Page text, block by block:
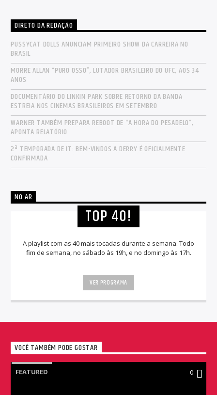
DIRETO DA REDAÇÃO
PUSSYCAT DOLLS ANUNCIAM PRIMEIRO SHOW DA CARREIRA NO
BRASIL
MORRE ALLAN “PURO OSSO”, LUTADOR BRASILEIRO DO UFC, AOS 34
ANOS
DOCUMENTÁRIO DO LINKIN PARK SOBRE RETORNO DA BANDA
ESTREIA NOS CINEMAS BRASILEIROS EM SETEMBRO
WARNER TAMBÉM PREPARA REBOOT DE “A HORA DO PESADELO”,
APONTA RELATÓRIO
2ª TEMPORADA DE IT: BEM-VINDOS A DERRY É OFICIALMENTE
CONFIRMADA
NO AR
TOP 40!
A playlist com as 40 mais tocadas durante a semana. Todo
fim de semana, no sábado às 19h, e no domingo às 17h.
VER PROGRAMA
VOCÊ TAMBÉM PODE GOSTAR
FEATURED 0